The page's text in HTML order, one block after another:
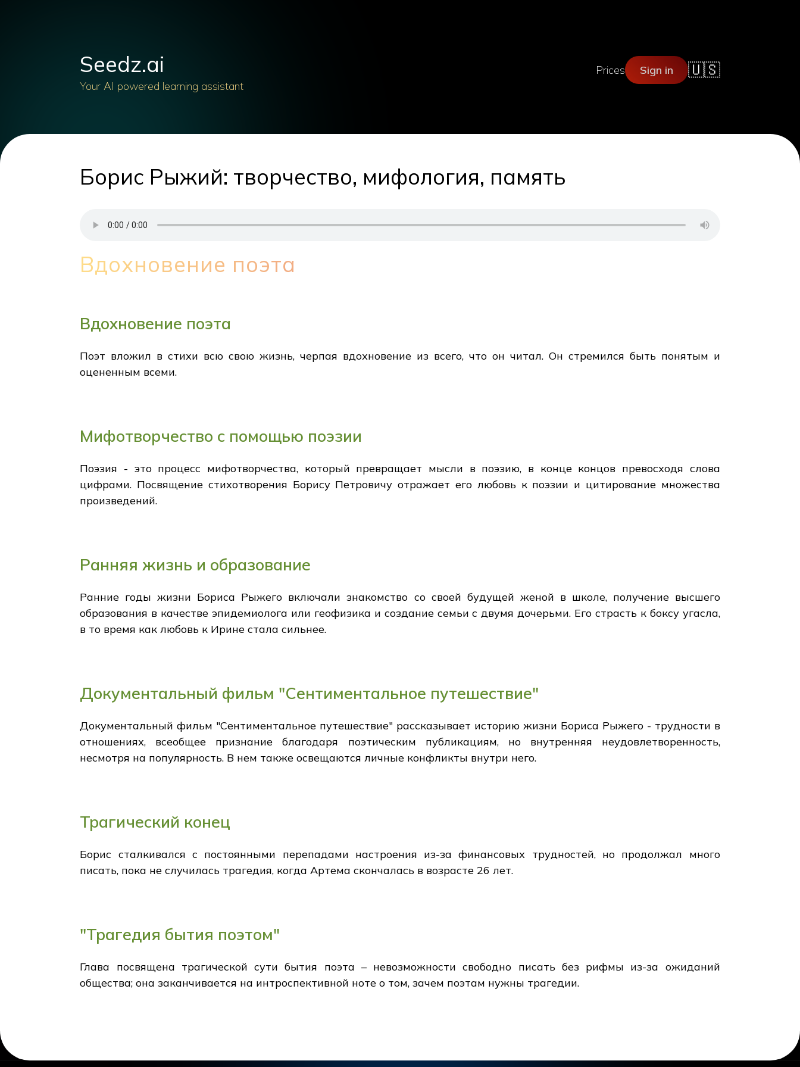
Seedz.ai
Your AI powered learning assistant
Prices Sign in 🇺🇸
Борис Рыжий: творчество, мифология, память
Вдохновение поэта
Вдохновение поэта
Поэт вложил в стихи всю свою жизнь, черпая вдохновение из всего, что он читал. Он стремился быть понятым и
оцененным всеми.
Мифотворчество с помощью поэзии
Поэзия - это процесс мифотворчества, который превращает мысли в поэзию, в конце концов превосходя слова
цифрами. Посвящение стихотворения Борису Петровичу отражает его любовь к поэзии и цитирование множества
произведений.
Ранняя жизнь и образование
Ранние годы жизни Бориса Рыжего включали знакомство со своей будущей женой в школе, получение высшего
образования в качестве эпидемиолога или геофизика и создание семьи с двумя дочерьми. Его страсть к боксу угасла,
в то время как любовь к Ирине стала сильнее.
Документальный фильм "Сентиментальное путешествие"
Документальный фильм "Сентиментальное путешествие" рассказывает историю жизни Бориса Рыжего - трудности в
отношениях, всеобщее признание благодаря поэтическим публикациям, но внутренняя неудовлетворенность,
несмотря на популярность. В нем также освещаются личные конфликты внутри него.
Трагический конец
Борис сталкивался с постоянными перепадами настроения из-за финансовых трудностей, но продолжал много
писать, пока не случилась трагедия, когда Артема скончалась в возрасте 26 лет.
"Трагедия бытия поэтом"
Глава посвящена трагической сути бытия поэта – невозможности свободно писать без рифмы из-за ожиданий
общества; она заканчивается на интроспективной ноте о том, зачем поэтам нужны трагедии.